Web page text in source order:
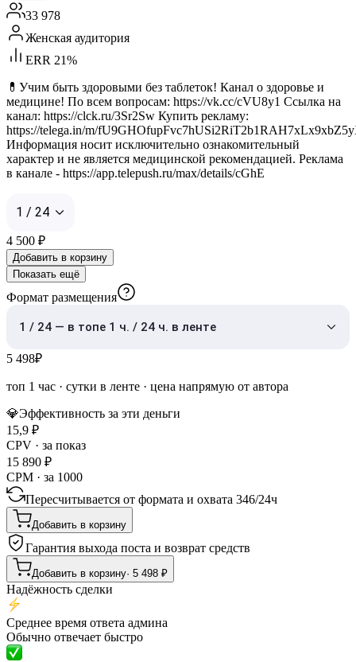
33 978
Женская аудитория
ERR 21%
💊Учим быть здоровыми без таблеток! Канал о здоровье и
медицине! По всем вопросам: https://vk.cc/cVU8y1 Ссылка на
канал: https://clck.ru/3Sr2Sw Купить рекламу:
https://telega.in/m/
Информация носит исключительно ознакомительный
характер и не является медицинской рекомендацией. Реклама
в канале - https://app.telepush.ru/max/details/cGhE
1 / 24
4 500 ₽
Добавить в корзину
Показать ещё
Формат размещения
1 / 24 — в топе 1 ч. / 24 ч. в ленте
5 498₽
топ 1 час · сутки в ленте · цена напрямую от автора
💎Эффективность за эти деньги
15,9 ₽
CPV · за показ
15 890 ₽
CPM · за 1000
Пересчитывается от формата и охвата 346/24ч
Добавить в корзину
Гарантия выхода поста и возврат средств
Добавить в корзину· 5 498 ₽
Надёжность сделки
Среднее время ответа админа
Обычно отвечает быстро